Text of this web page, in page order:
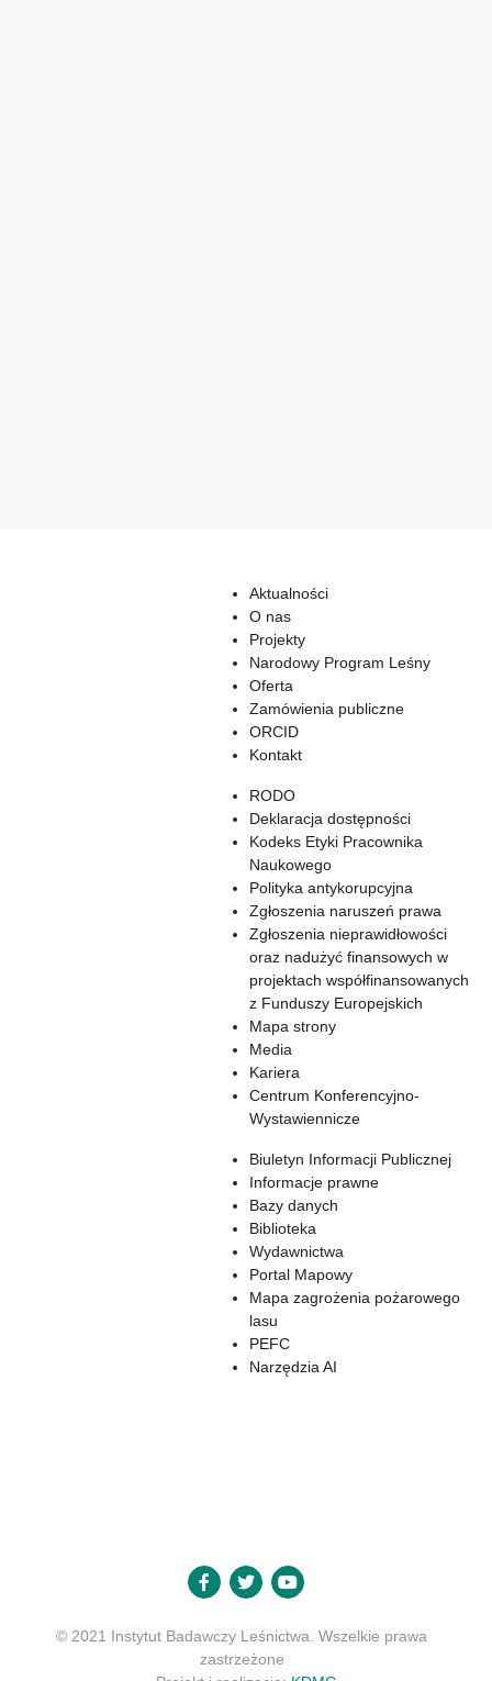
Aktualności
O nas
Projekty
Narodowy Program Leśny
Oferta
Zamówienia publiczne
ORCID
Kontakt
RODO
Deklaracja dostępności
Kodeks Etyki Pracownika
Naukowego
Polityka antykorupcyjna
Zgłoszenia naruszeń prawa
Zgłoszenia nieprawidłowości
oraz nadużyć finansowych w
projektach współfinansowanych
z Funduszy Europejskich
Mapa strony
Media
Kariera
Centrum Konferencyjno-
Wystawiennicze
Biuletyn Informacji Publicznej
Informacje prawne
Bazy danych
Biblioteka
Wydawnictwa
Portal Mapowy
Mapa zagrożenia pożarowego
lasu
PEFC
Narzędzia AI
© 2021 Instytut Badawczy Leśnictwa. Wszelkie prawa
zastrzeżone